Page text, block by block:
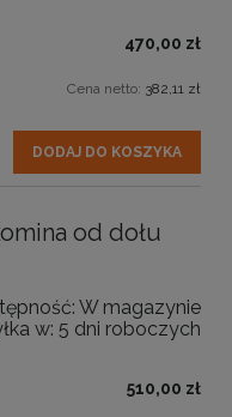
470,00 zł
Cena netto: 382,11 zł
DODAJ DO KOSZYKA
od dołu
W magazynie
w: 5 dni roboczych
510,00 zł